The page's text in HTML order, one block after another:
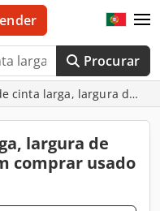
Procurar
cinta larga, largura de
largura de
comprar usado